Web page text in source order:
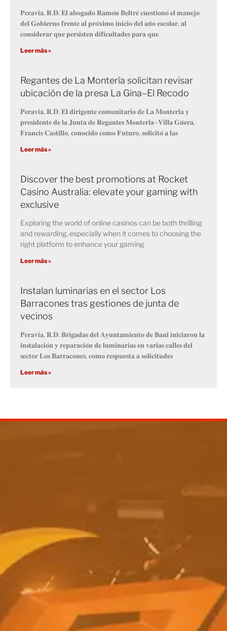
𝐏𝐞𝐫𝐚𝐯𝐢𝐚, 𝐑.𝐃. 𝐄𝐥 𝐚𝐛𝐨𝐠𝐚𝐝𝐨 𝐑𝐚𝐦𝐨́𝐧 𝐁𝐞𝐥𝐭𝐫𝐞́ 𝐜𝐮𝐞𝐬𝐭𝐢𝐨𝐧𝐨́ 𝐞𝐥 𝐦𝐚𝐧𝐞𝐣𝐨
𝐝𝐞𝐥 𝐆𝐨𝐛𝐢𝐞𝐫𝐧𝐨 𝐟𝐫𝐞𝐧𝐭𝐞 𝐚𝐥 𝐩𝐫𝐨́𝐱𝐢𝐦𝐨 𝐢𝐧𝐢𝐜𝐢𝐨 𝐝𝐞𝐥 𝐚𝐧̃𝐨 𝐞𝐬𝐜𝐨𝐥𝐚𝐫, 𝐚𝐥
𝐜𝐨𝐧𝐬𝐢𝐝𝐞𝐫𝐚𝐫 𝐪𝐮𝐞 𝐩𝐞𝐫𝐬𝐢𝐬𝐭𝐞𝐧 𝐝𝐢𝐟𝐢𝐜𝐮𝐥𝐭𝐚𝐝𝐞𝐬 𝐩𝐚𝐫𝐚 𝐪𝐮𝐞
Leer más »
Regantes de La Montería solicitan revisar
ubicación de la presa La Gina–El Recodo
𝐏𝐞𝐫𝐚𝐯𝐢𝐚, 𝐑.𝐃. 𝐄𝐥 𝐝𝐢𝐫𝐢𝐠𝐞𝐧𝐭𝐞 𝐜𝐨𝐦𝐮𝐧𝐢𝐭𝐚𝐫𝐢𝐨 𝐝𝐞 𝐋𝐚 𝐌𝐨𝐧𝐭𝐞𝐫𝐢́𝐚 𝐲
𝐩𝐫𝐞𝐬𝐢𝐝𝐞𝐧𝐭𝐞 𝐝𝐞 𝐥𝐚 𝐉𝐮𝐧𝐭𝐚 𝐝𝐞 𝐑𝐞𝐠𝐚𝐧𝐭𝐞𝐬 𝐌𝐨𝐧𝐭𝐞𝐫𝐢́𝐚–𝐕𝐢𝐥𝐥𝐚 𝐆𝐮̈𝐞𝐫𝐚,
𝐅𝐫𝐚𝐧𝐜𝐢𝐬 𝐂𝐚𝐬𝐭𝐢𝐥𝐥𝐨, 𝐜𝐨𝐧𝐨𝐜𝐢𝐝𝐨 𝐜𝐨𝐦𝐨 𝐅𝐮𝐭𝐮𝐫𝐨, 𝐬𝐨𝐥𝐢𝐜𝐢𝐭𝐨́ 𝐚 𝐥𝐚𝐬
Leer más »
Discover the best promotions at Rocket
Casino Australia: elevate your gaming with
exclusive
Exploring the world of online casinos can be both thrilling
and rewarding, especially when it comes to choosing the
right platform to enhance your gaming
Leer más »
Instalan luminarias en el sector Los
Barracones tras gestiones de junta de
vecinos
𝐏𝐞𝐫𝐚𝐯𝐢𝐚, 𝐑.𝐃. 𝐁𝐫𝐢𝐠𝐚𝐝𝐚𝐬 𝐝𝐞𝐥 𝐀𝐲𝐮𝐧𝐭𝐚𝐦𝐢𝐞𝐧𝐭𝐨 𝐝𝐞 𝐁𝐚𝐧𝐢́ 𝐢𝐧𝐢𝐜𝐢𝐚𝐫𝐨𝐧 𝐥𝐚
𝐢𝐧𝐬𝐭𝐚𝐥𝐚𝐜𝐢𝐨́𝐧 𝐲 𝐫𝐞𝐩𝐚𝐫𝐚𝐜𝐢𝐨́𝐧 𝐝𝐞 𝐥𝐮𝐦𝐢𝐧𝐚𝐫𝐢𝐚𝐬 𝐞𝐧 𝐯𝐚𝐫𝐢𝐚𝐬 𝐜𝐚𝐥𝐥𝐞𝐬 𝐝𝐞𝐥
𝐬𝐞𝐜𝐭𝐨𝐫 𝐋𝐨𝐬 𝐁𝐚𝐫𝐫𝐚𝐜𝐨𝐧𝐞𝐬, 𝐜𝐨𝐦𝐨 𝐫𝐞𝐬𝐩𝐮𝐞𝐬𝐭𝐚 𝐚 𝐬𝐨𝐥𝐢𝐜𝐢𝐭𝐮𝐝𝐞𝐬
Leer más »